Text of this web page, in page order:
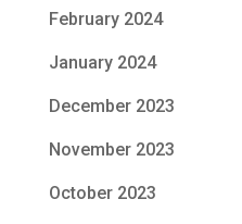
February 2024
January 2024
December 2023
November 2023
October 2023